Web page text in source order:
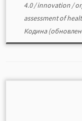
4.0/innovation /
assessment of
Кодина